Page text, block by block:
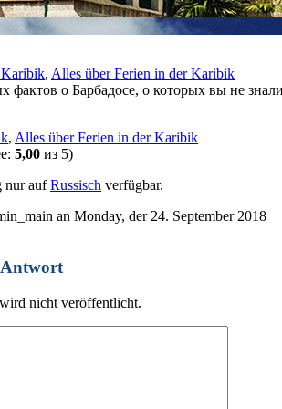
Karibik, Alles über Ferien in der Karibik
фактов о Барбадосе, о которых вы не
, Alles über Ferien in der Karibik
5,00 из 5)
nur aufRussisch verfügbar.
an Monday, der 24. September 2018
Antwort
nicht veröffentlicht.